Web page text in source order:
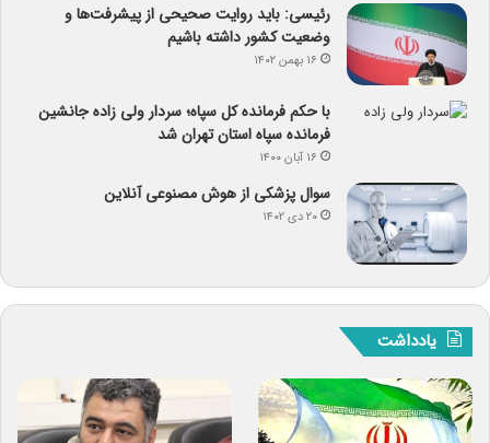
رئیسی: باید روایت صحیحی از پیشرفت‌ها و
وضعیت کشور داشته باشیم
۱۶ بهمن ۱۴۰۲
با حکم فرمانده کل سپاه؛ سردار ولی زاده جانشین
فرمانده سپاه استان تهران شد
۱۶ آبان ۱۴۰۰
سوال پزشکی از هوش مصنوعی آنلاین
۲۰ دی ۱۴۰۲
یادداشت